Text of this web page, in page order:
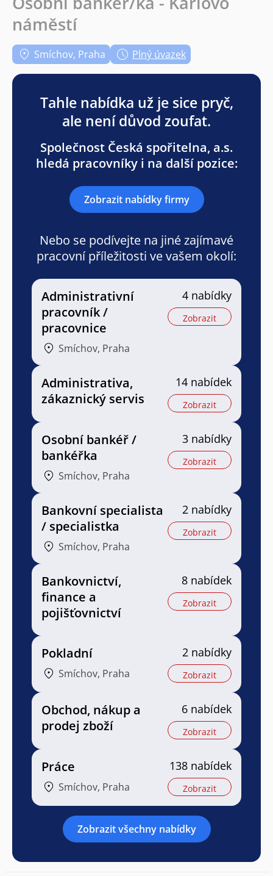
náměstí
Smíchov, Praha Plný úvazek
Tahle nabídka už je sice pryč,
ale není důvod zoufat.
Společnost Česká spořitelna, a.s.
hledá pracovníky i na další pozice:
Zobrazit nabídky firmy
Nebo se podívejte na jiné zajímavé
pracovní příležitosti ve vašem okolí:
Administrativní
pracovník /
pracovnice
Smíchov, Praha
4 nabídky
Zobrazit
Administrativa,
zákaznický servis
14 nabídek
Zobrazit
Osobní bankéř /
bankéřka
Smíchov, Praha
3 nabídky
Zobrazit
Bankovní specialista
/ specialistka
Smíchov, Praha
2 nabídky
Zobrazit
Bankovnictví,
finance a
pojišťovnictví
8 nabídek
Zobrazit
Pokladní
Smíchov, Praha
2 nabídky
Zobrazit
Obchod, nákup a
prodej zboží
6 nabídek
Zobrazit
Práce
Smíchov, Praha
138 nabídek
Zobrazit
Zobrazit všechny nabídky